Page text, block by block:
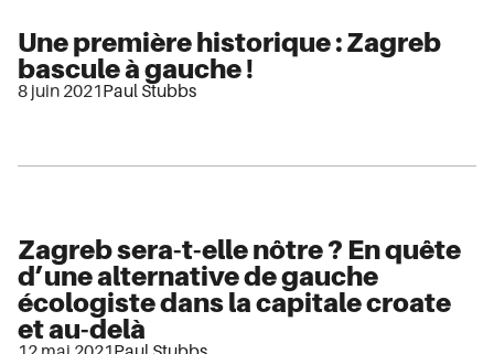
Une première historique : Zagreb
bascule à gauche !
8 juin 2021Paul Stubbs
Zagreb sera-t-elle nôtre ? En quête
d’une alternative de gauche
écologiste dans la capitale croate
et au-delà